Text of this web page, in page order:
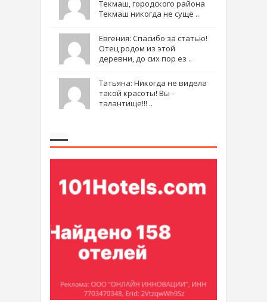
Текмаш, городского района
Текмаш никогда не суще ..
Евгения: Спасибо за статью!
Отец родом из этой
деревни, до сих пор ез ..
Татьяна: Никогда не видела
такой красоты! Вы -
талантище!!! ..